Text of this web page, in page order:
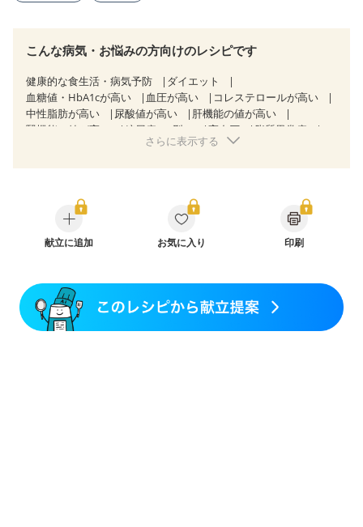
こんな病気・お悩みの方向けのレシピです
健康的な食生活・病気予防
ダイエット
血糖値・HbA1cが高い
血圧が高い
コレステロールが高い
中性脂肪が高い
尿酸値が高い
肝機能の値が高い
腎機能の値が高い
糖尿病（2型） 高血圧
脂質異常症
狭心症 心筋梗塞
糖尿病性腎症（第２期）
糖尿病性腎症（第３期）
CKD（ステージ１）
CKD（ステージ２）
CKD（ステージ３a）
乳がん（抗がん剤治療中）
妊娠中(初期)
妊婦健診・血圧が気になる（初期）
妊婦健診・血糖値が気になる（初期）
さらに表示する
献立に追加 お気に入り 印刷